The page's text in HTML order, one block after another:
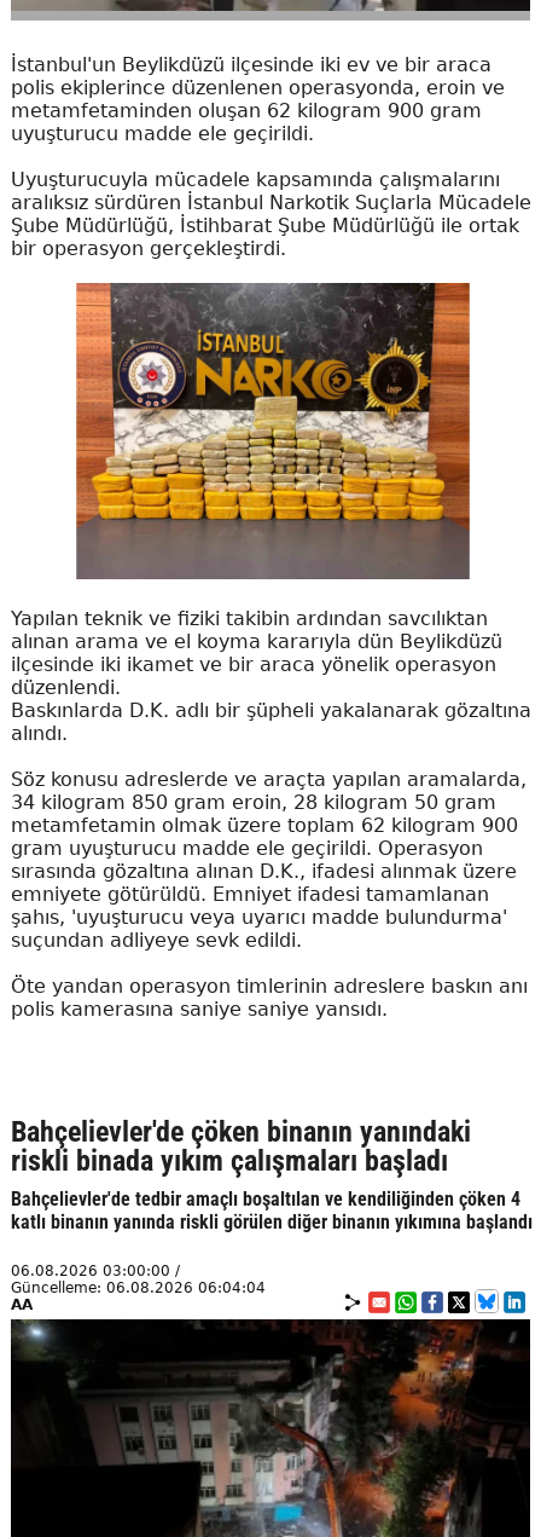
İstanbul'un Beylikdüzü ilçesinde iki ev ve bir araca
polis ekiplerince düzenlenen operasyonda, eroin ve
metamfetaminden oluşan 62 kilogram 900 gram
uyuşturucu madde ele geçirildi.
Uyuşturucuyla mücadele kapsamında çalışmalarını
aralıksız sürdüren İstanbul Narkotik Suçlarla Mücadele
Şube Müdürlüğü, İstihbarat Şube Müdürlüğü ile ortak
bir operasyon gerçekleştirdi.
Yapılan teknik ve fiziki takibin ardından savcılıktan
alınan arama ve el koyma kararıyla dün Beylikdüzü
ilçesinde iki ikamet ve bir araca yönelik operasyon
düzenlendi.
Baskınlarda D.K. adlı bir şüpheli yakalanarak gözaltına
alındı.
Söz konusu adreslerde ve araçta yapılan aramalarda,
34 kilogram 850 gram eroin, 28 kilogram 50 gram
metamfetamin olmak üzere toplam 62 kilogram 900
gram uyuşturucu madde ele geçirildi. Operasyon
sırasında gözaltına alınan D.K., ifadesi alınmak üzere
emniyete götürüldü. Emniyet ifadesi tamamlanan
şahıs, 'uyuşturucu veya uyarıcı madde bulundurma'
suçundan adliyeye sevk edildi.
Öte yandan operasyon timlerinin adreslere baskın anı
polis kamerasına saniye saniye yansıdı.
Bahçelievler'de çöken binanın yanındaki
riskli binada yıkım çalışmaları başladı
Bahçelievler'de tedbir amaçlı boşaltılan ve kendiliğinden çöken 4
katlı binanın yanında riskli görülen diğer binanın yıkımına başlandı
06.08.2026 03:00:00 /
Güncelleme: 06.08.2026 06:04:04
AA